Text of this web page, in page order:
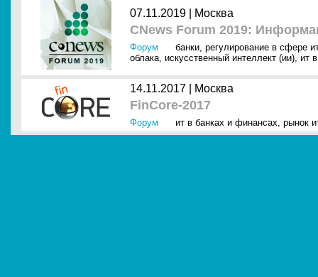
07.11.2019 | Москва
CNews Forum 2019:
Форум банки, регулирование в сфере
облака, искусственный интеллект (ии), ит
14.11.2017 | Москва
FinCore-2017
Форум ит в банках и финансах, рынок